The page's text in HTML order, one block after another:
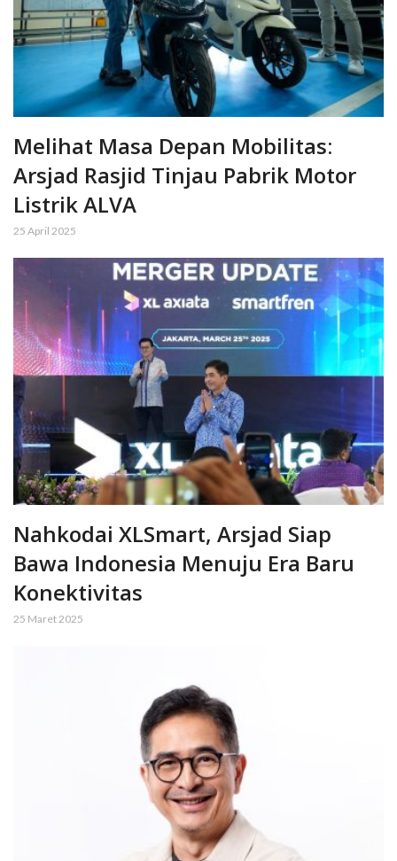
Melihat Masa Depan Mobilitas:
Arsjad Rasjid Tinjau Pabrik Motor
Listrik ALVA
25 April 2025
Nahkodai XLSmart, Arsjad Siap
Bawa Indonesia Menuju Era Baru
Konektivitas
25 Maret 2025